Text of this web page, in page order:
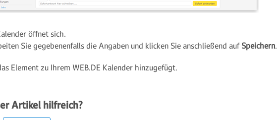
öffnet sich.
Sie gegebenenfalls die Angaben und klicken Sie anschließend auf Speichern.
Element zu Ihrem WEB.DE Kalender hinzugefügt.
Artikel hilfreich?